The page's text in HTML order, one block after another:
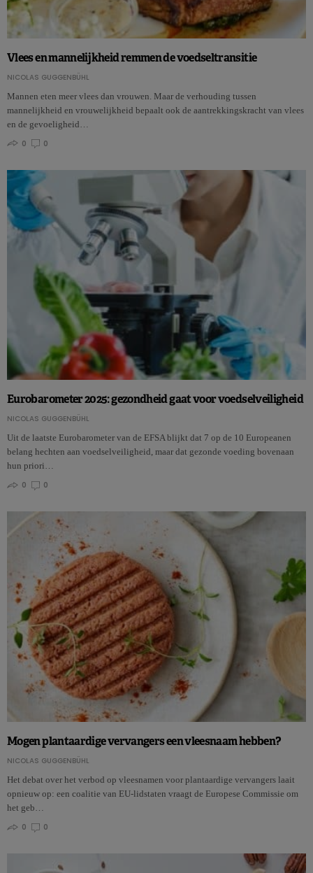
Vlees en mannelijkheid remmen de voedseltransitie
NICOLAS GUGGENBÜHL
Mannen eten meer vlees dan vrouwen. Maar de verhouding tussen
mannelijkheid en vrouwelijkheid bepaalt ook de aantrekkingskracht van vlees
en de gevoeligheid…
0
0
Eurobarometer 2025: gezondheid gaat voor voedselveiligheid
NICOLAS GUGGENBÜHL
Uit de laatste Eurobarometer van de EFSA blijkt dat 7 op de 10 Europeanen
belang hechten aan voedselveiligheid, maar dat gezonde voeding bovenaan
hun priori…
0
0
Mogen plantaardige vervangers een vleesnaam hebben?
NICOLAS GUGGENBÜHL
Het debat over het verbod op vleesnamen voor plantaardige vervangers laait
opnieuw op: een coalitie van EU-lidstaten vraagt de Europese Commissie om
het geb…
0
0